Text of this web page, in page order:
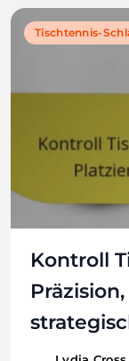
Tischtennis-
Kontroll